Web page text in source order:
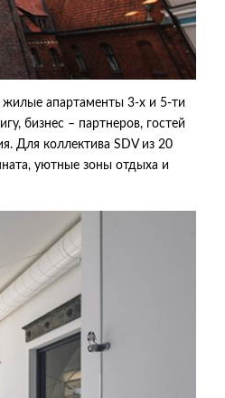
жилые апартаменты 3-х и 5-ти
бизнес – партнеров, гостей
Для коллектива SDV из 20
уютные зоны отдыха и